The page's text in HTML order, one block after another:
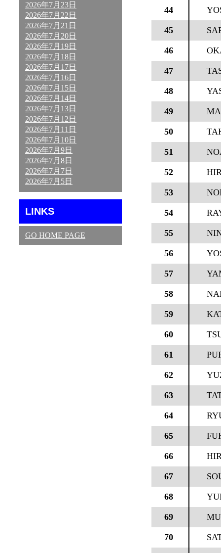
2026年7月23日
2026年7月22日
2026年7月21日
2026年7月20日
2026年7月19日
2026年7月18日
2026年7月17日
2026年7月16日
2026年7月15日
2026年7月14日
2026年7月13日
2026年7月12日
2026年7月11日
2026年7月10日
2026年7月9日
2026年7月8日
2026年7月7日
2026年7月5日
LINKS
GO HOME PAGE
44
45
46
47
48
49
50
51
52
53
54
55
56
57
58
59
60
61
62
63
64
65
66
67
68
69
70